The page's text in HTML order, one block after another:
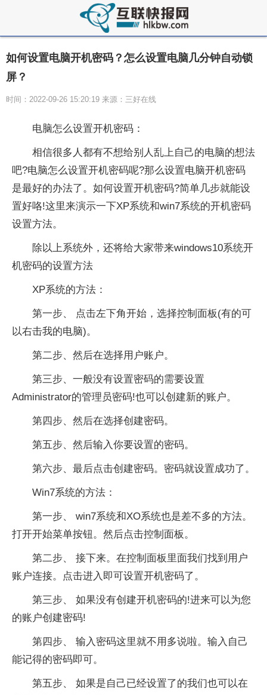
如何设置电脑开机密码？怎么设置电脑几分钟自动锁
屏？
时间：2022-09-26 15:20:19 来源：三好在线
电脑怎么设置开机密码：
相信很多人都有不想给别人乱上自己的电脑的想法
吧?电脑怎么设置开机密码呢?那么设置电脑开机密码
是最好的办法了。如何设置开机密码?简单几步就能设
置好咯!这里来演示一下XP系统和win7系统的开机密码
设置方法。
除以上系统外，还将给大家带来windows10系统开
机密码的设置方法
XP系统的方法：
第一步、 点击左下角开始，选择控制面板(有的可
以右击我的电脑)。
第二步、然后在选择用户账户。
第三步、一般没有设置密码的需要设置
Administrator的管理员密码!也可以创建新的账户。
第四步、然后在选择创建密码。
第五步、然后输入你要设置的密码。
第六步、最后点击创建密码。密码就设置成功了。
Win7系统的方法：
第一步、 win7系统和XO系统也是差不多的方法。
打开开始菜单按钮。然后点击控制面板。
第二步、 接下来。在控制面板里面我们找到用户
账户连接。点击进入即可设置开机密码了。
第三步、 如果没有创建开机密码的!进来可以为您
的账户创建密码!
第四步、 输入密码这里就不用多说啦。输入自己
能记得的密码即可。
第五步、 如果是自己已经设置了的我们也可以在